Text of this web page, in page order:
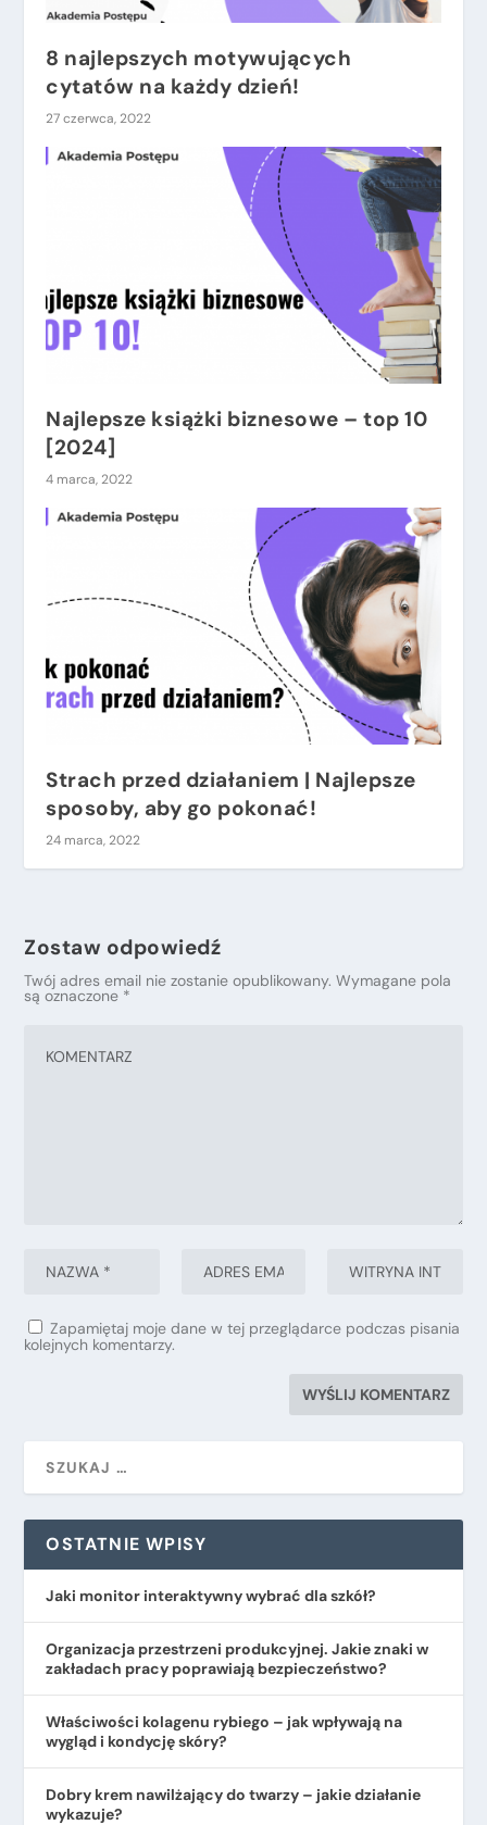
8 najlepszych motywujących
cytatów na każdy dzień!
27 czerwca, 2022
Najlepsze książki biznesowe – top 10
[2024]
4 marca, 2022
Strach przed działaniem | Najlepsze
sposoby, aby go pokonać!
24 marca, 2022
Zostaw odpowiedź
Twój adres email nie zostanie opublikowany. Wymagane pola
są oznaczone *
Zapamiętaj moje dane w tej przeglądarce podczas pisania
kolejnych komentarzy.
OSTATNIE WPISY
Jaki monitor interaktywny wybrać dla szkół?
Organizacja przestrzeni produkcyjnej. Jakie znaki w
zakładach pracy poprawiają bezpieczeństwo?
​Właściwości kolagenu rybiego – jak wpływają na
wygląd i kondycję skóry?
Dobry krem nawilżający do twarzy – jakie działanie
wykazuje?